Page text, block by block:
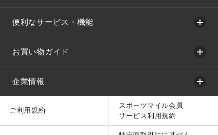
便利なサービス・機能
お買い物ガイド
企業情報
ご利用規約
スポーツマイル会員
サービス利用規約